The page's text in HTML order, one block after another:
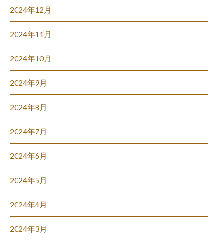
2024年12月
2024年11月
2024年10月
2024年9月
2024年8月
2024年7月
2024年6月
2024年5月
2024年4月
2024年3月